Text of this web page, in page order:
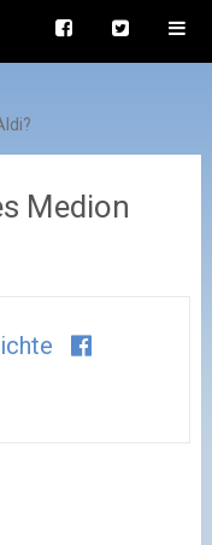
Medion